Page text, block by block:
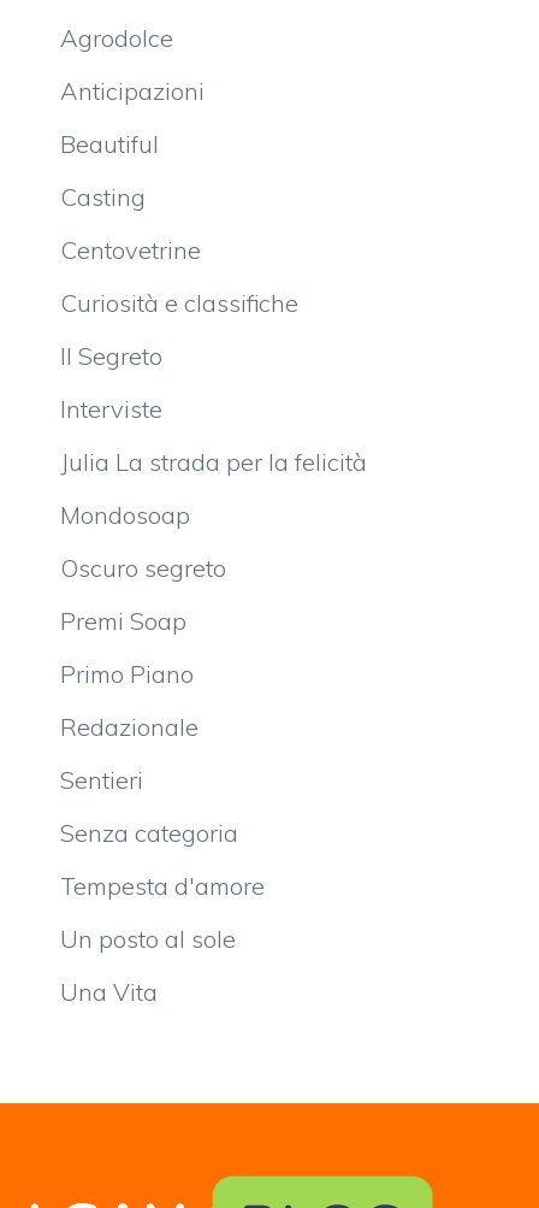
Agrodolce
Anticipazioni
Beautiful
Casting
Centovetrine
Curiosità e classifiche
Il Segreto
Interviste
Julia La strada per la felicità
Mondosoap
Oscuro segreto
Premi Soap
Primo Piano
Redazionale
Sentieri
Senza categoria
Tempesta d'amore
Un posto al sole
Una Vita